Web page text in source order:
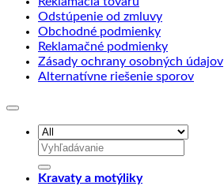
Odstúpenie od zmluvy
Obchodné podmienky
Reklamačné podmienky
Zásady ochrany osobných údajov
Alternatívne riešenie sporov
Hľadať:
Kravaty a motýliky